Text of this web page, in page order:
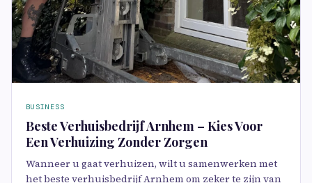
BUSINESS
Beste Verhuisbedrijf Arnhem – Kies Voor
Een Verhuizing Zonder Zorgen
Wanneer u gaat verhuizen, wilt u samenwerken met
het beste verhuisbedrijf Arnhem om zeker te zijn van